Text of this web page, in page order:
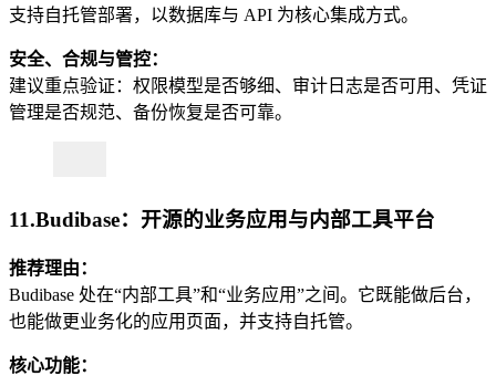
支持自托管部署，以数据库与 API 为核心集成方式。
安全、合规与管控：
建议重点验证：权限模型是否够细、审计日志是否可用、凭证
管理是否规范、备份恢复是否可靠。
11.Budibase：开源的业务应用与内部工具平台
推荐理由：
Budibase 处在“内部工具”和“业务应用”之间。它既能做后台，
也能做更业务化的应用页面，并支持自托管。
核心功能：